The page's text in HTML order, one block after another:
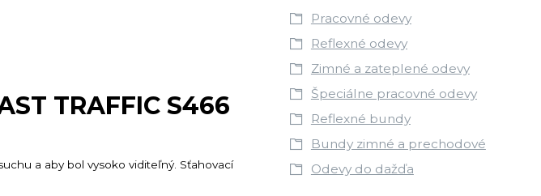
TRAFFIC S466
a aby bol vysoko viditeľný. Sťahovací
Pracovné odevy
Reflexné odevy
Zimné a zateplené odevy
Špeciálne pracovné odevy
Reflexné bundy
Bundy zimné a prechodové
Odevy do dažďa